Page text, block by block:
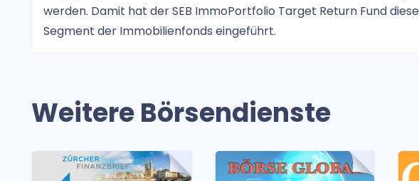
werden. Damit hat der SEB ImmoPortfolio Target Return Fund
Segment der Immobilienfonds eingeführt.
Weitere Börsendienste